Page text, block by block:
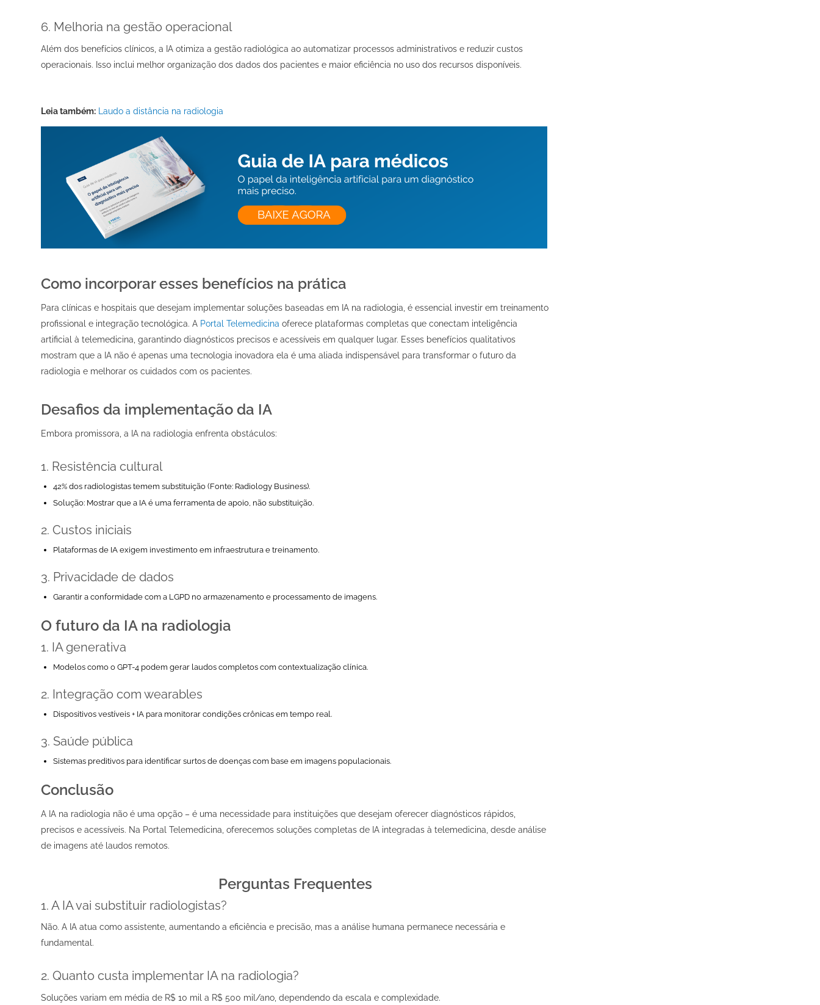
6. Melhoria na gestão operacional
Além dos benefícios clínicos, a IA otimiza a gestão radiológica ao automatizar processos administrativos e reduzir custos
operacionais. Isso inclui melhor organização dos dados dos pacientes e maior eficiência no uso dos recursos disponíveis.
Leia também: Laudo a distância na radiologia
Como incorporar esses benefícios na prática
Para clínicas e hospitais que desejam implementar soluções baseadas em IA na radiologia, é essencial investir em treinamento
profissional e integração tecnológica. A Portal Telemedicina oferece plataformas completas que conectam inteligência
artificial à telemedicina, garantindo diagnósticos precisos e acessíveis em qualquer lugar. Esses benefícios qualitativos
mostram que a IA não é apenas uma tecnologia inovadora ela é uma aliada indispensável para transformar o futuro da
radiologia e melhorar os cuidados com os pacientes.
Desafios da implementação da IA
Embora promissora, a IA na radiologia enfrenta obstáculos:
1. Resistência cultural
42% dos radiologistas temem substituição (Fonte: Radiology Business).
Solução: Mostrar que a IA é uma ferramenta de apoio, não substituição.
2. Custos iniciais
Plataformas de IA exigem investimento em infraestrutura e treinamento.
3. Privacidade de dados
Garantir a conformidade com a LGPD no armazenamento e processamento de imagens.
O futuro da IA na radiologia
1. IA generativa
Modelos como o GPT-4 podem gerar laudos completos com contextualização clínica.
2. Integração com wearables
Dispositivos vestíveis + IA para monitorar condições crônicas em tempo real.
3. Saúde pública
Sistemas preditivos para identificar surtos de doenças com base em imagens populacionais.
Conclusão
A IA na radiologia não é uma opção – é uma necessidade para instituições que desejam oferecer diagnósticos rápidos,
precisos e acessíveis. Na Portal Telemedicina, oferecemos soluções completas de IA integradas à telemedicina, desde análise
de imagens até laudos remotos.
Perguntas Frequentes
1. A IA vai substituir radiologistas?
Não. A IA atua como assistente, aumentando a eficiência e precisão, mas a análise humana permanece necessária e
fundamental.
2. Quanto custa implementar IA na radiologia?
Soluções variam em média de R$ 10 mil a R$ 500 mil/ano, dependendo da escala e complexidade.